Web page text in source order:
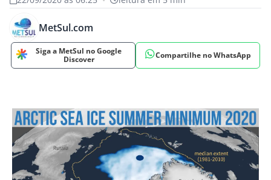
MetSul.com
Siga a MetSul no Google
Discover
Compartilhe no WhatsApp